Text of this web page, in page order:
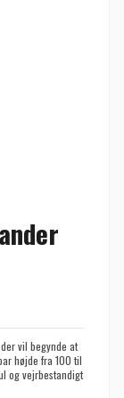
vil begynde at
højde fra 100 til
og vejrbestandigt